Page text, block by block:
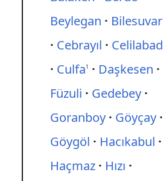
Beylegan
Bilesuvar
Cebrayıl
Celilabad
Culfa1
Daşkesen
Füzuli
Gedebey
Goranboy
Göyçay
Göygöl
Hacıkabul
Haçmaz
Hızı